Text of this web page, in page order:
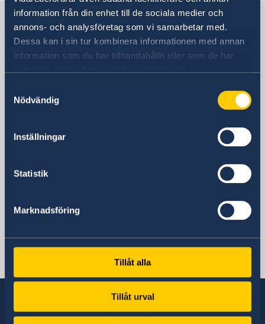
information från din enhet till de sociala medier och
annons- och analysföretag som vi samarbetar med.
Dessa kan i sin tur kombinera informationen med annan
information som du har tillhandahållit eller som de har
Nödvändig
Inställningar
Statistik
Marknadsföring
Tillåt alla
Tillåt urval
Övriga upplysningar
Sverige i Saudiarabien
SVENSKA UTLANDSMYNDIGHETER I
SAUDIARABIEN
utlandsmyndigheterna i Saudiarabien.
Saudiarabien, Riyadh
SVENSKA HONORÄRKONSULAT I
SAUDIARABIEN
Svenska konsulat i Saudiarabien.
Telefon
+966 2 6069005 ext. 219